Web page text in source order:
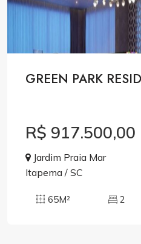
GREEN PARK
R$ 917.500,00
Jardim Praia Mar
Itapema / SC
65M² 2